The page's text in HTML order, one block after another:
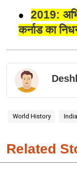
2019:
कर्नाड का
World History
Related